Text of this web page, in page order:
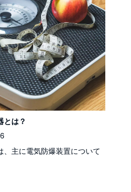
とは？
、主に電気防爆装置について